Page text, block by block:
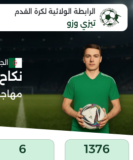
الرابطة الولائية لكرة القدم
تيزي وزو
1376
6